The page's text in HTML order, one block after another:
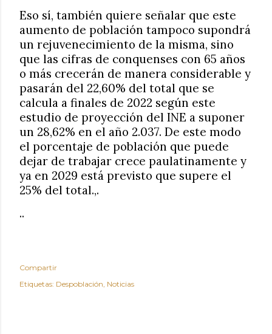
Eso sí, también quiere señalar que este
aumento de población tampoco supondrá
un rejuvenecimiento de la misma, sino
que las cifras de conquenses con 65 años
o más crecerán de manera considerable y
pasarán del 22,60% del total que se
calcula a finales de 2022 según este
estudio de proyección del INE a suponer
un 28,62% en el año 2.037. De este modo
el porcentaje de población que puede
dejar de trabajar crece paulatinamente y
ya en 2029 está previsto que supere el
25% del total.,.
..
Compartir
Etiquetas: Despoblación Noticias